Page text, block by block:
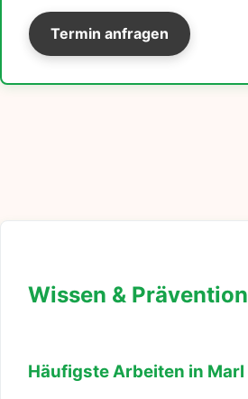
Termin anfragen
Wissen & Prävention
Häufigste Arbeiten in Marl